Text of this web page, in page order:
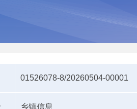
01526078-8/20260504-00001
乡镇信息